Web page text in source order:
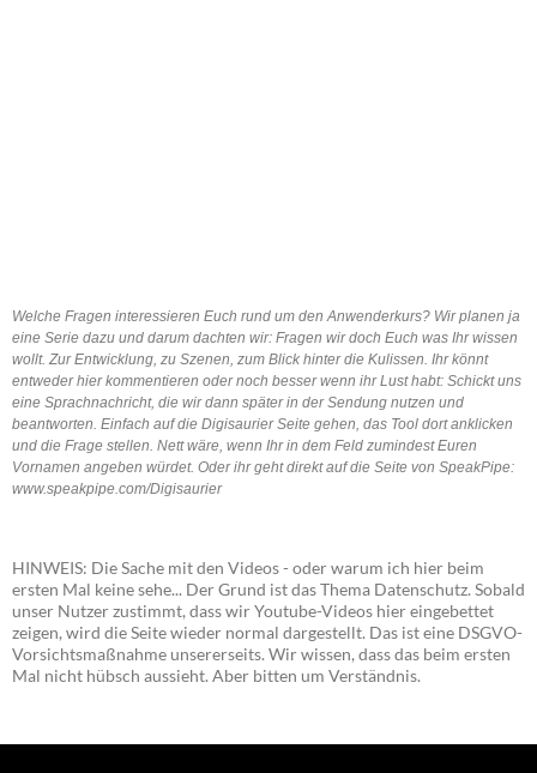
Welche Fragen interessieren Euch rund um den Anwenderkurs? Wir planen ja
eine Serie dazu und darum dachten wir: Fragen wir doch Euch was Ihr wissen
wollt. Zur Entwicklung, zu Szenen, zum Blick hinter die Kulissen. Ihr könnt
entweder hier kommentieren oder noch besser wenn ihr Lust habt: Schickt uns
eine Sprachnachricht, die wir dann später in der Sendung nutzen und
beantworten. Einfach auf die Digisaurier Seite gehen, das Tool dort anklicken
und die Frage stellen. Nett wäre, wenn Ihr in dem Feld zumindest Euren
Vornamen angeben würdet. Oder ihr geht direkt auf die Seite von SpeakPipe:
www.speakpipe.com/Digisaurier
HINWEIS: Die Sache mit den Videos - oder warum ich hier beim
ersten Mal keine sehe... Der Grund ist das Thema Datenschutz. Sobald
unser Nutzer zustimmt, dass wir Youtube-Videos hier eingebettet
zeigen, wird die Seite wieder normal dargestellt. Das ist eine DSGVO-
Vorsichtsmaßnahme unsererseits. Wir wissen, dass das beim ersten
Mal nicht hübsch aussieht. Aber bitten um Verständnis.